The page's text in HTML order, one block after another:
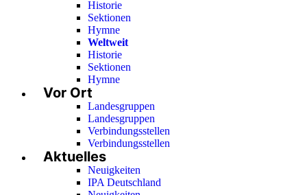
Historie
Sektionen
Hymne
Weltweit
Historie
Sektionen
Hymne
Vor Ort
Landesgruppen
Landesgruppen
Verbindungsstellen
Verbindungsstellen
Aktuelles
Neuigkeiten
IPA Deutschland